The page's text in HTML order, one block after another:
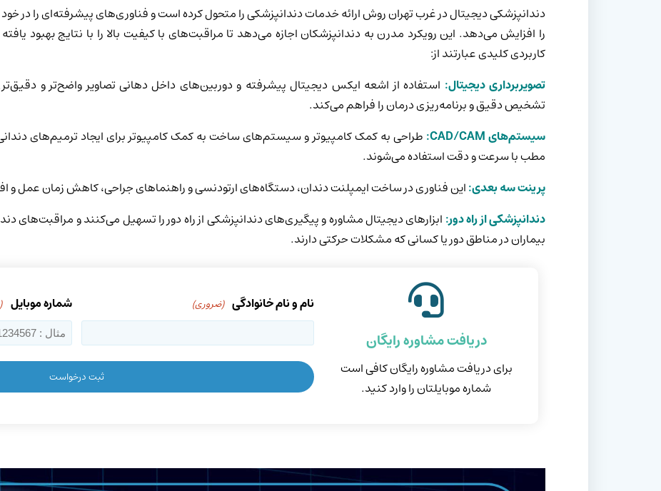
دندانپزشکی دیجیتال در غرب تهران روش ارائه خدمات دندانپزشکی را متحول کرده است و فناوری‌های پیشرفته‌ای را در
را افزایش می‌دهد. این رویکرد مدرن به دندانپزشکان اجازه می‌دهد تا مراقبت‌های با کیفیت بالا را با نتایج بهبود
کاربردی کلیدی عبارتند از:
تصویربرداری دیجیتال: استفاده از اشعه ایکس دیجیتال پیشرفته و دوربین‌های داخل دهانی تصاویر واضح‌تر و
تشخیص دقیق و برنامه‌ریزی درمان را فراهم می‌کند.
سیستم‌های CAD/CAM:
طراحی به کمک کامپیوتر و سیستم‌های ساخت به کمک کامپیوتر برای ایجاد ترمیم‌های
مطب با سرعت و دقت استفاده می‌شوند.
پرینت سه بعدی:این فناوری در ساخت ایمپلنت دندان، دستگاه‌های ارتودنسی و راهنماهای جراحی، کاهش زمان عمل
دندانپزشکی از راه دور: ابزارهای دیجیتال مشاوره و پیگیری‌های دندانپزشکی از راه دور را تسهیل می‌کنند و مراقبت‌های
بیماران در مناطق دور یا کسانی که مشکلات حرکتی دارند.
دریافت مشاوره رایگان
برای دریافت مشاوره رایگان کافی است
شماره موبایلتان را وارد کنید.
نام و نام خانوادگی (ضروری) شماره موبایل